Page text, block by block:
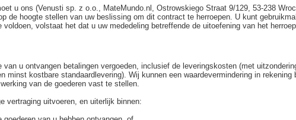
u ons (Venusti sp. z o.o., MateMundo.nl, Ostrowskiego Straat 9/129, 53-238
de hoogte stellen van uw beslissing om dit contract te herroepen. U kunt
volstaat het dat u uw mededeling betreffende de uitoefening van het
u ontvangen betalingen vergoeden, inclusief de leveringskosten (met
minst kostbare standaardlevering). Wij kunnen een waardevermindering in
van de goederen vast te stellen.
vertraging uitvoeren, en uiterlijk binnen: